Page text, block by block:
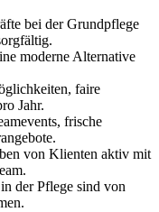
bei der Grundpflege
moderne Alternative
faire
Jahr.
frische
von Klienten aktiv mit
der Pflege sind von